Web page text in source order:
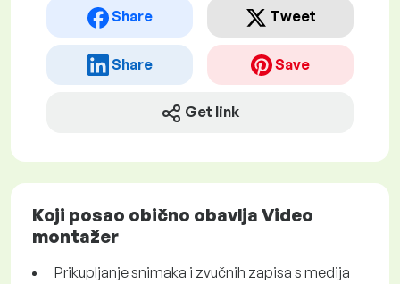
Share Tweet
Share Save
Get link
Koji posao obično obavlja Video
montažer
Prikupljanje snimaka i zvučnih zapisa s medija